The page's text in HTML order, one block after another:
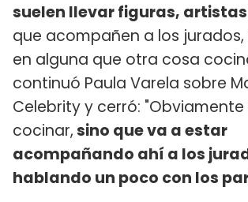
suelen llevar figuras,
que acompañen a los
en alguna que otra cosa
continuó Paula Varela sobre
Celebrity y cerró:
cocinar,sino que va a estar
acompañando ahí a los
hablando un poco con los